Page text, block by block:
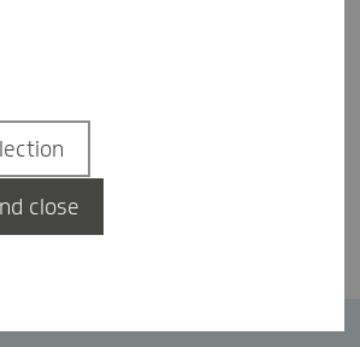
Wagner
close